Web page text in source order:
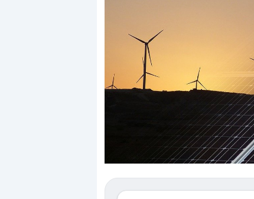
Dalle valutazioni
correzione. Cosa
repricing degli
mostrando segni di
verso le (…)